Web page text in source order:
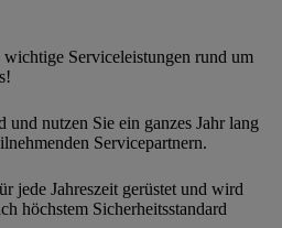
Serviceleistungen rund um
und nutzen Sie ein ganzes Jahr lang
Servicepartnern.
jede Jahreszeit gerüstet und wird
höchstem Sicherheitsstandard